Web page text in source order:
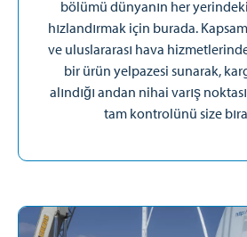
bölümü dünyanın her
hızlandırmak için burada.
ve uluslararası hava
bir ürün yelpazesi sunarak,
alındığı andan nihai varış
tam kontrolünü size